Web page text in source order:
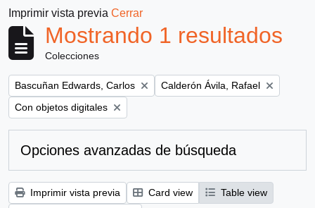
Imprimir vista previa Cerrar
Mostrando 1 resultados
Colecciones
Remove filter:
Bascuñan Edwards, Carlos Remove filter:
Calderón Ávila, Rafael
Remove filter:
Con objetos digitales
Opciones avanzadas de búsqueda
Imprimir vista previa Card view
Table view